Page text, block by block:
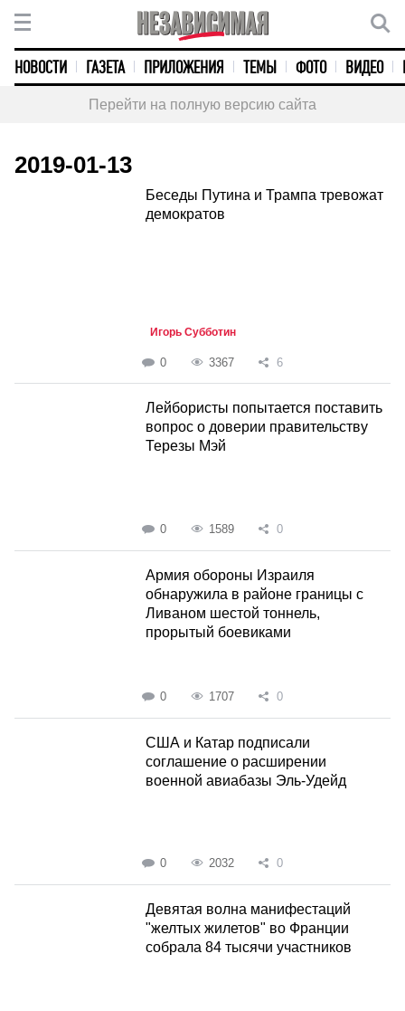
НОВОСТИ ГАЗЕТА ПРИЛОЖЕНИЯ ТЕМЫ ФОТО ВИДЕО
Перейти на полную версию сайта
2019-01-13
Беседы Путина и Трампа тревожат
демократов
Игорь Субботин
0 3367 6
Лейбористы попытается поставить
вопрос о доверии правительству
Терезы Мэй
0 1589 0
Армия обороны Израиля
обнаружила в районе границы с
Ливаном шестой тоннель,
прорытый боевиками
0 1707 0
США и Катар подписали
соглашение о расширении
военной авиабазы Эль-Удейд
0 2032 0
Девятая волна манифестаций
"желтых жилетов" во Франции
собрала 84 тысячи участников